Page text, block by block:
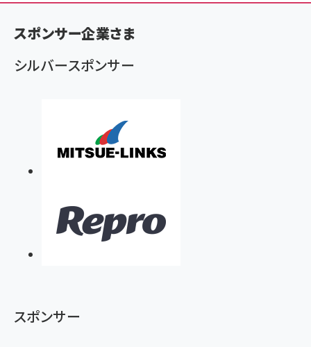
く
ず
スポンサー企業さま
シルバースポンサー
スポンサー